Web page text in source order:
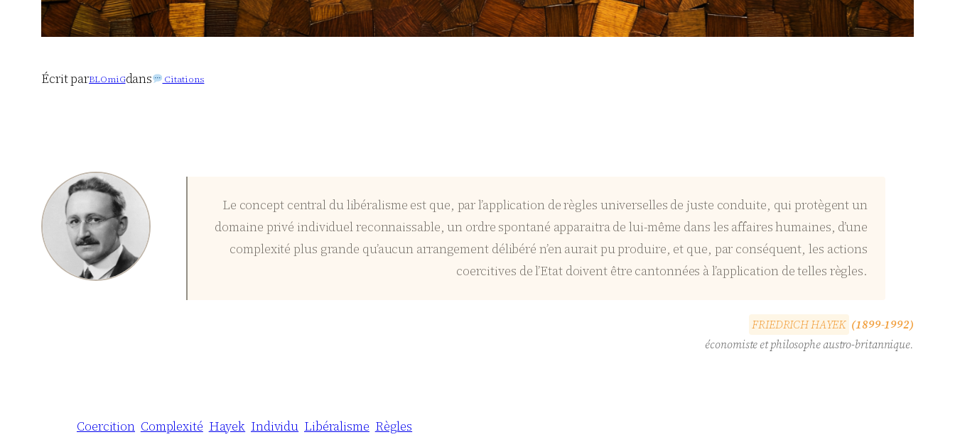
Écrit parBLOmiGdans Citations
Le concept central du libéralisme est que, par l’application de règles universelles de juste conduite, qui protègent un
domaine privé individuel reconnaissable, un ordre spontané apparaitra de lui-même dans les affaires humaines, d’une
complexité plus grande qu’aucun arrangement délibéré n’en aurait pu produire, et que, par conséquent, les actions
coercitives de l’Etat doivent être cantonnées à l’application de telles règles.
FRIEDRICHHAYEK (1899-1992)
économiste et philosophe austro-britannique.
Coercition Complexité Hayek Individu Libéralisme Règles